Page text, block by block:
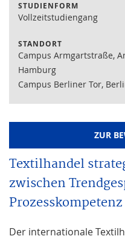
Textilhandel
zwischen
Prozesskompetenz
Der internationale
STUDIENFORM
Vollzeitstudiengang
STANDORT
Campus Armgartstraße,
Hamburg
Campus Berliner Tor,
ZUR